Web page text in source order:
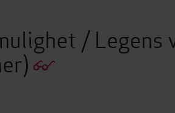
/ Legens